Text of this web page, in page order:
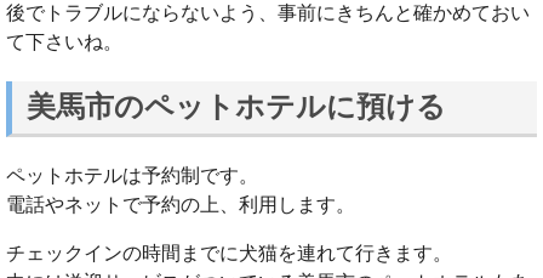
後でトラブルにならないよう、事前にきちんと確かめておい
て下さいね。
美馬市のペットホテルに預ける
ペットホテルは予約制です。
電話やネットで予約の上、利用します。
チェックインの時間までに犬猫を連れて行きます。